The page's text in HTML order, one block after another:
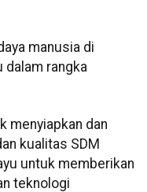
manusia di
dalam rangka
menyiapkan dan
kualitas SDM
untuk memberikan
teknologi